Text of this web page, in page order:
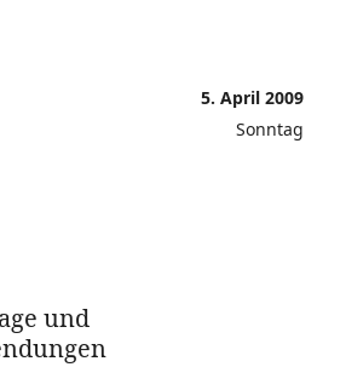
5. April 2009
Sonntag
und